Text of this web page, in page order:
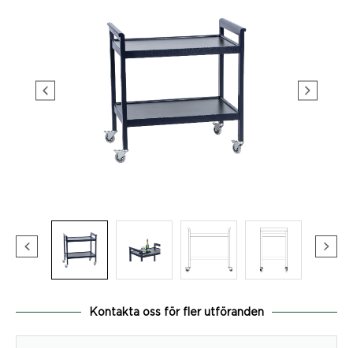
Kontakta oss för fler utföranden